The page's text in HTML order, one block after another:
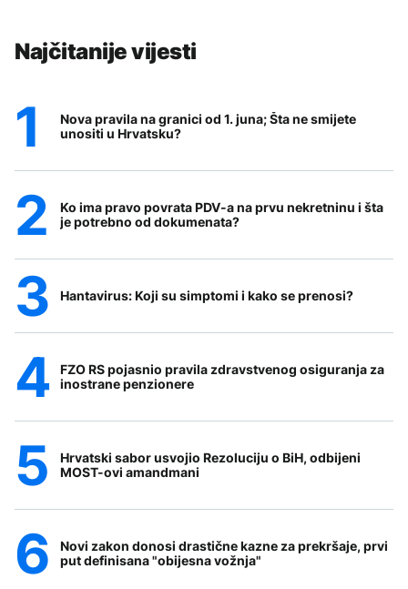
Najčitanije vijesti
Nova pravila na granici od 1. juna; Šta ne smijete
unositi u Hrvatsku?
Ko ima pravo povrata PDV-a na prvu nekretninu i šta
je potrebno od dokumenata?
Hantavirus: Koji su simptomi i kako se prenosi?
FZO RS pojasnio pravila zdravstvenog osiguranja za
inostrane penzionere
Hrvatski sabor usvojio Rezoluciju o BiH, odbijeni
MOST-ovi amandmani
Novi zakon donosi drastične kazne za prekršaje, prvi
put definisana "obijesna vožnja"